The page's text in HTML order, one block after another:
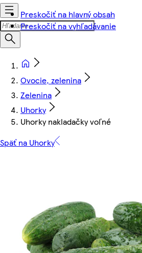
Preskočiť na hlavný obsah
Preskočiť na vyhľadávanie
Ovocie, zelenina
Zelenina
Uhorky
Uhorky nakladačky voľné
Späť na Uhorky